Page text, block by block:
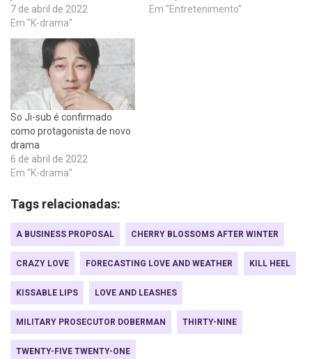
7 de abril de 2022
Em "K-drama"
Em "Entretenimento"
So Ji-sub é confirmado
como protagonista de novo
drama
6 de abril de 2022
Em "K-drama"
Tags relacionadas:
A BUSINESS PROPOSAL CHERRY BLOSSOMS AFTER WINTER
CRAZY LOVE FORECASTING LOVE AND WEATHER KILL HEEL
KISSABLE LIPS LOVE AND LEASHES
MILITARY PROSECUTOR DOBERMAN THIRTY-NINE
TWENTY-FIVE TWENTY-ONE